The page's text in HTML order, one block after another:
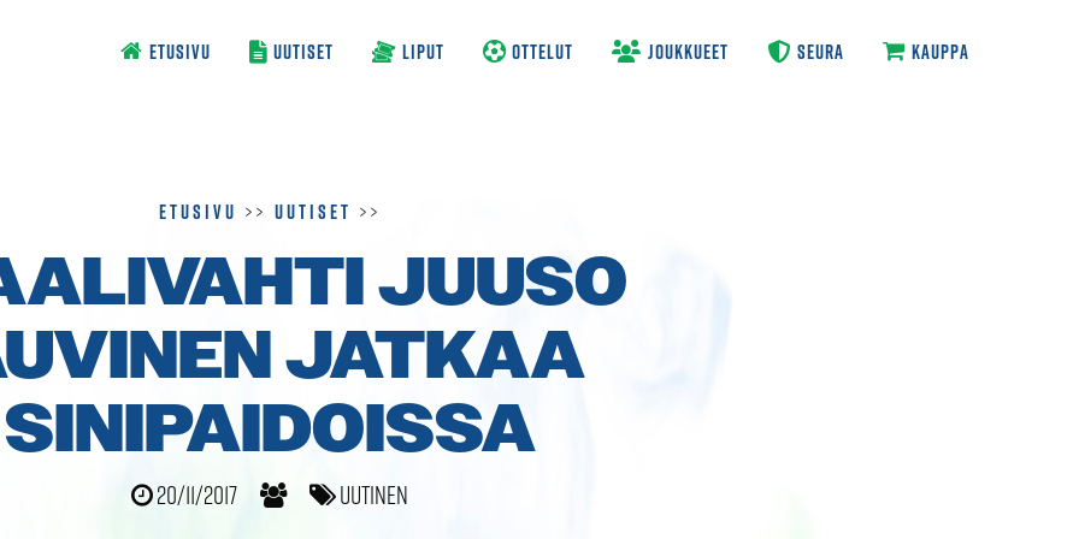
ETUSIVU UUTISET LIPUT OTTELUT JOUKKUEET SEURA KAUPPA
Etusivu >> Uutiset >>
JUUSO
JATKAA
SINIPAIDOISSA
20/11/2017 Uutinen